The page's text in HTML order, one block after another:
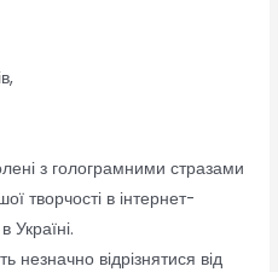
з голограмними стразами
творчості в інтернет-
Україні.
незначно відрізнятися від